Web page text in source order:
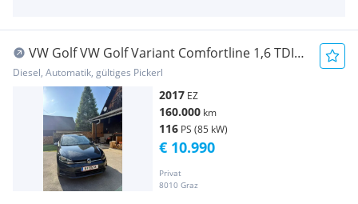
VW Golf VW Golf Variant Comfortline 1,6 TDI
DSG
Diesel, Automatik, gültiges Pickerl
2017 EZ
160.000 km
116 PS (85 kW)
Privat
8010 Graz
€ 10.990